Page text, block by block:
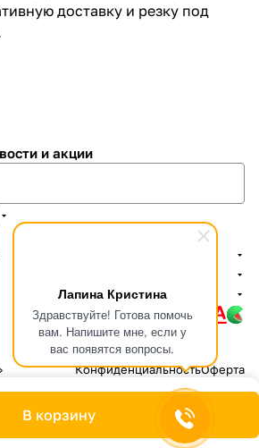
Лапина Кристина
Здравствуйте! Готова помочь
вам. Напишите мне, если у
вас появятся вопросы.
доставку и резку под
В корзину
и акции
КонфиденциальностьОферта